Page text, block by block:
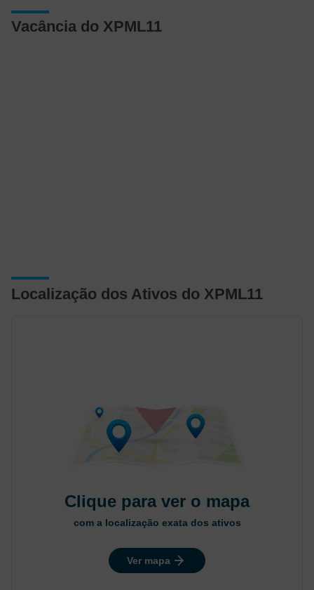
Vacância do XPML11
Localização dos Ativos do XPML11
Clique para ver o mapa
com a localização exata dos ativos
Ver mapa